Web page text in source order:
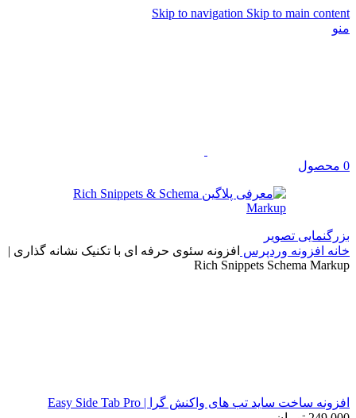
Skip to navigation Skip to main content
منو
0 محصول
بزرگنمایی تصویر
خانه افزونه وردپرس افزونه سئوی حرفه ای با تکنیک نشانه گذاری |
Rich Snippets Schema Markup
افزونه ساخت ساید تب های واکنش گرا | Easy Side Tab Pro